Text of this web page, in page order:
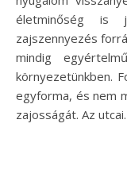
életminőség is
zajszennyezés
mindig
környezetünkben.
egyforma, és nem
zajosságát. Az